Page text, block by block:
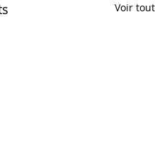
Voir tout